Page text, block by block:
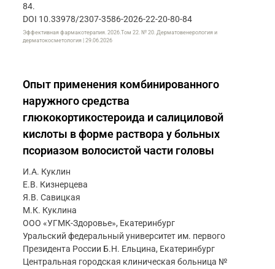
84.
DOI 10.33978/2307-3586-2026-22-20-80-84
Эффективная фармакотерапия. 2026.Том 22. № 20. Дерматовенерология и
дерматокосметология | 29.06.2026
Опыт применения комбинированного
наружного средства
глюкокортикостероида и салициловой
кислоты в форме раствора у больных
псориазом волосистой части головы
И.А. Куклин
Е.В. Кизнерцева
Я.В. Савицкая
М.К. Куклина
ООО «УГМК-Здоровье», Екатеринбург
Уральский федеральный университет им. первого
Президента России Б.Н. Ельцина, Екатеринбург
Центральная городская клиническая больница №